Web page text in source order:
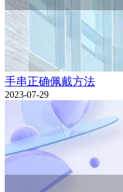
手串正确佩戴方法
2023-07-29